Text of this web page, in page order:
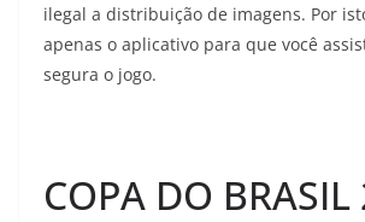
ilegal a distribuição de imagens. Por
apenas o aplicativo para que você
segura o jogo.
COPA DO